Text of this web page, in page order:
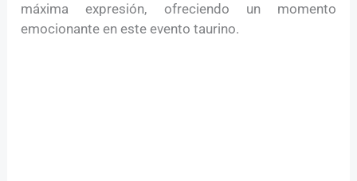
máxima expresión, ofreciendo un momento
emocionante en este evento taurino.